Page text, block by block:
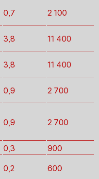
0,7 2 100
3,8 11 400
3,8 11 400
0,9 2 700
0,9 2 700
0,3
900
0,2 600